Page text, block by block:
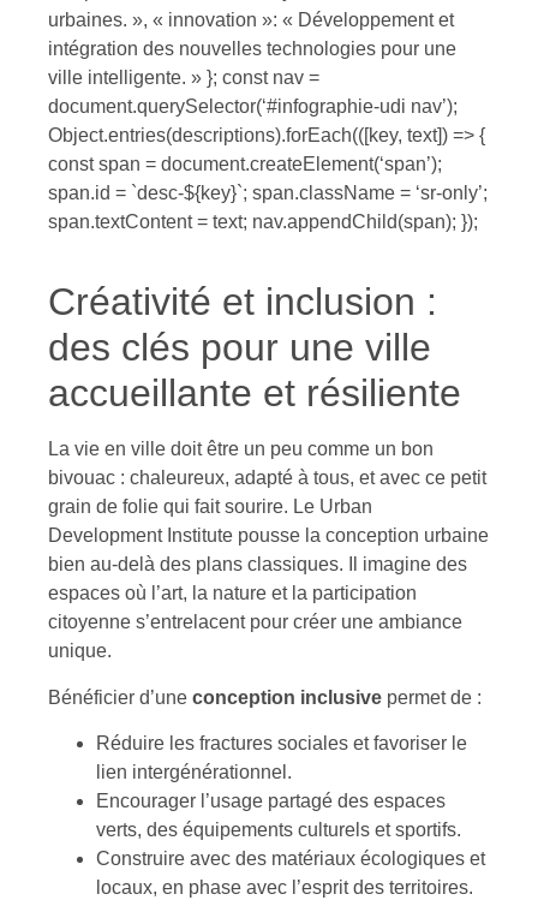
urbaines. », « innovation »: « Développement et
intégration des nouvelles technologies pour une
ville intelligente. » }; const nav =
document.querySelector(‘#infographie-udi nav’);
Object.entries(descriptions).forEach(([key, text]) => {
const span = document.createElement(‘span’);
span.id = `desc-${key}`; span.className = ‘sr-only’;
span.textContent = text; nav.appendChild(span); });
Créativité et inclusion :
des clés pour une ville
accueillante et résiliente
La vie en ville doit être un peu comme un bon
bivouac : chaleureux, adapté à tous, et avec ce petit
grain de folie qui fait sourire. Le Urban
Development Institute pousse la conception urbaine
bien au-delà des plans classiques. Il imagine des
espaces où l’art, la nature et la participation
citoyenne s’entrelacent pour créer une ambiance
unique.
Bénéficier d’une conception inclusive permet de :
Réduire les fractures sociales et favoriser le
lien intergénérationnel.
Encourager l’usage partagé des espaces
verts, des équipements culturels et sportifs.
Construire avec des matériaux écologiques et
locaux, en phase avec l’esprit des territoires.